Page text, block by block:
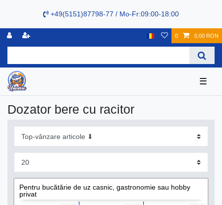
+49(5151)87798-77 / Mo-Fr:09:00-18:00
0 0,00 RON
☰
Dozator bere cu racitor
Pentru bucătărie de uz casnic, gastronomie sau hobby
privat